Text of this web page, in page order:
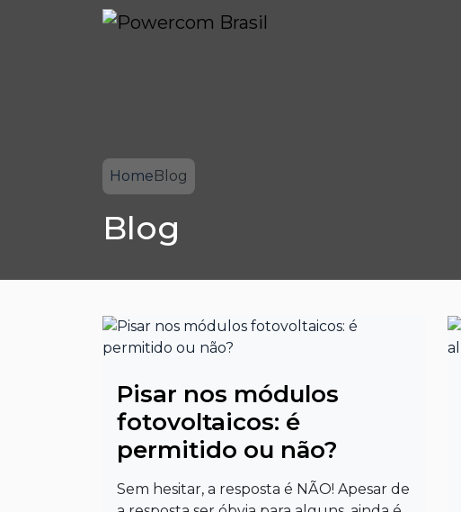
HomeBlog
Blog
Pisar nos módulos
fotovoltaicos: é
permitido ou não?
Sem hesitar, a resposta é NÃO! Apesar de